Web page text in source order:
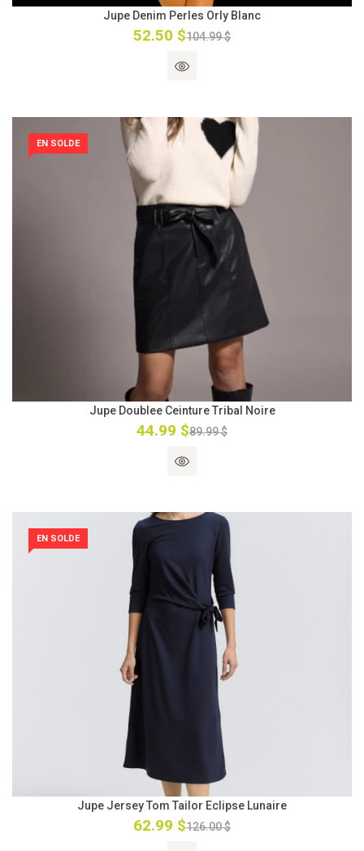
Jupe Denim Perles Orly Blanc
52.50 $104.99 $
EN SOLDE
Jupe Doublee Ceinture Tribal Noire
44.99 $89.99 $
EN SOLDE
Jupe Jersey Tom Tailor Eclipse Lunaire
62.99 $126.00 $